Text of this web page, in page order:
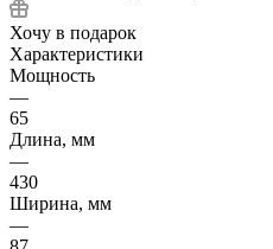
Хочу в подарок
Характеристики
Мощность
—
65
Длина, мм
—
430
Ширина, мм
—